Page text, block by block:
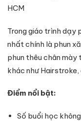
HCM
Trong giáo trình dạy
nhất chính là phun
phun thêu chân
khác như Hairstroke,
Điểm nổi bật:
Số buổi học